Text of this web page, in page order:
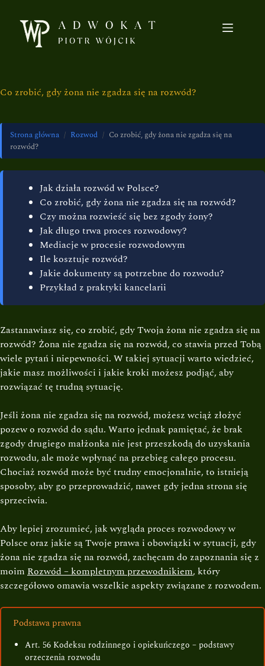
Co zrobić, gdy żona nie zgadza się na rozwód?
Strona główna / Rozwod / Co zrobić, gdy żona nie zgadza się na
rozwód?
Jak działa rozwód w Polsce?
Co zrobić, gdy żona nie zgadza się na rozwód?
Czy można rozwieść się bez zgody żony?
Jak długo trwa proces rozwodowy?
Mediacje w procesie rozwodowym
Ile kosztuje rozwód?
Jakie dokumenty są potrzebne do rozwodu?
Przykład z praktyki kancelarii
Zastanawiasz się, co zrobić, gdy Twoja żona nie zgadza się na
rozwód? Żona nie zgadza się na rozwód, co stawia przed Tobą
wiele pytań i niepewności. W takiej sytuacji warto wiedzieć,
jakie masz możliwości i jakie kroki możesz podjąć, aby
rozwiązać tę trudną sytuację.
Jeśli żona nie zgadza się na rozwód, możesz wciąż złożyć
pozew o rozwód do sądu. Warto jednak pamiętać, że brak
zgody drugiego małżonka nie jest przeszkodą do uzyskania
rozwodu, ale może wpłynąć na przebieg całego procesu.
Chociaż rozwód może być trudny emocjonalnie, to istnieją
sposoby, aby go przeprowadzić, nawet gdy jedna strona się
sprzeciwia.
Aby lepiej zrozumieć, jak wygląda proces rozwodowy w
Polsce oraz jakie są Twoje prawa i obowiązki w sytuacji, gdy
żona nie zgadza się na rozwód, zachęcam do zapoznania się z
moim Rozwód – kompletnym przewodnikiem, który
szczegółowo omawia wszelkie aspekty związane z rozwodem.
Podstawa prawna
Art. 56 Kodeksu rodzinnego i opiekuńczego – podstawy
orzeczenia rozwodu